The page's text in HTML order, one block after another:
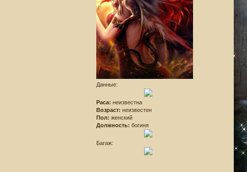
Данные:
Раса: неизвестна
Возраст: неизвестен
Пол: женский
Должность: богиня
Багаж: